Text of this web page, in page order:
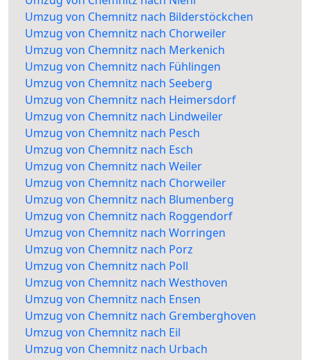
Umzug von Chemnitz nach Bilderstöckchen
Umzug von Chemnitz nach Chorweiler
Umzug von Chemnitz nach Merkenich
Umzug von Chemnitz nach Fühlingen
Umzug von Chemnitz nach Seeberg
Umzug von Chemnitz nach Heimersdorf
Umzug von Chemnitz nach Lindweiler
Umzug von Chemnitz nach Pesch
Umzug von Chemnitz nach Esch
Umzug von Chemnitz nach Weiler
Umzug von Chemnitz nach Chorweiler
Umzug von Chemnitz nach Blumenberg
Umzug von Chemnitz nach Roggendorf
Umzug von Chemnitz nach Worringen
Umzug von Chemnitz nach Porz
Umzug von Chemnitz nach Poll
Umzug von Chemnitz nach Westhoven
Umzug von Chemnitz nach Ensen
Umzug von Chemnitz nach Gremberghoven
Umzug von Chemnitz nach Eil
Umzug von Chemnitz nach Urbach